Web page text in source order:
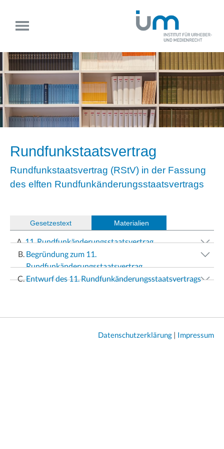
Rundfunkstaatsvertrag
Rundfunkstaatsvertrag (RStV) in der Fassung
des elften Rundfunkänderungsstaatsvertrags
Materialien
(Gesetzestext
11. Rundfunkänderungsstaatsvertrag
Begründung zum 11.
Rundfunkänderungsstaatsvertrag
Entwurf des 11. Rundfunkänderungsstaatsvertrags
Datenschutzerklärung | Impressum